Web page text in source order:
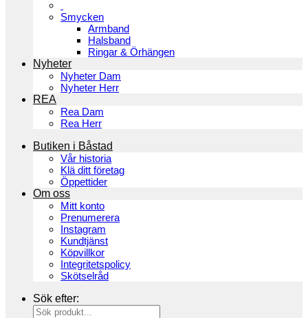
Smycken
Armband
Halsband
Ringar & Örhängen
Nyheter
Nyheter Dam
Nyheter Herr
REA
Rea Dam
Rea Herr
Butiken i Båstad
Vår historia
Klä ditt företag
Öppettider
Om oss
Mitt konto
Prenumerera
Instagram
Kundtjänst
Köpvillkor
Integritetspolicy
Skötselråd
Sök efter: